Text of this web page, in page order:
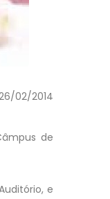
02/2014
de
e